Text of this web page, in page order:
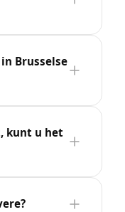
Brusselse
kunt u het